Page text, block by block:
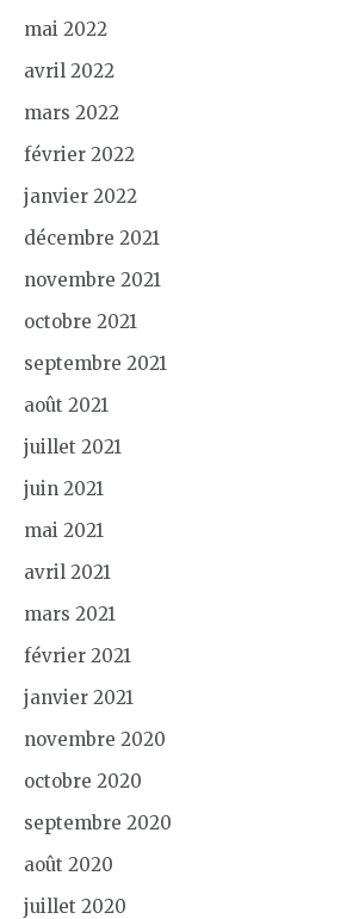
mai 2022
avril 2022
mars 2022
février 2022
janvier 2022
décembre 2021
novembre 2021
octobre 2021
septembre 2021
août 2021
juillet 2021
juin 2021
mai 2021
avril 2021
mars 2021
février 2021
janvier 2021
novembre 2020
octobre 2020
septembre 2020
août 2020
juillet 2020